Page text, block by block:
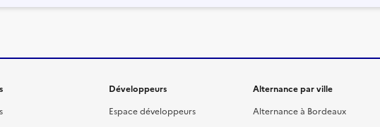
site
Développeurs
Espace développeurs
Alternance par ville
Alternance à Bordeaux